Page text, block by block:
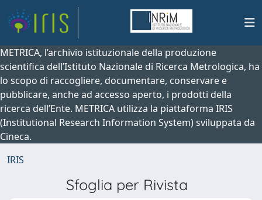
METRICA, l’archivio istituzionale della produzione
scientifica dell’Istituto Nazionale di Ricerca Metrologica, ha
lo scopo di raccogliere, documentare, conservare e
pubblicare, anche ad accesso aperto, i prodotti della
ricerca dell’Ente. METRICA utilizza la piattaforma IRIS
(Institutional Research Information System) sviluppata da
Cineca.
IRIS
Sfoglia per Rivista